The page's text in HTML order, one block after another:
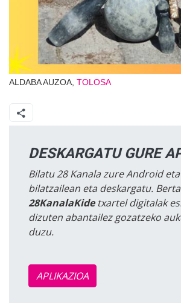
ALDABA AUZOA, TOLOSA
DESKARGATU GURE
Bilatu 28 Kanala zure Android
bilatzailean eta deskargatu.
28KanalaKidetxartel digitalak
dizuten abantailez gozatzeko
duzu.
APLIKAZIOA